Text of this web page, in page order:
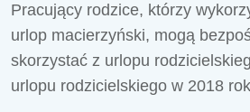
Pracujący rodzice, którzy
urlop macierzyński, mogą
skorzystać z urlopu
urlopu rodzicielskiego w 2018